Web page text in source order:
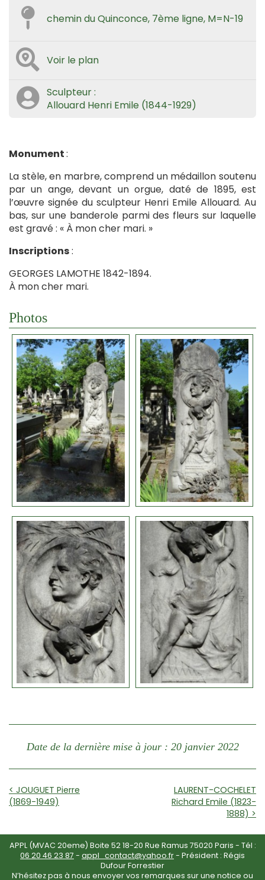
chemin du Quinconce, 7ème ligne, M=N-19
Voir le plan
Sculpteur :
Allouard Henri Emile (1844-1929)
Monument:
La stèle, en marbre, comprend un médaillon soutenu
par un ange, devant un orgue, daté de 1895, est
l’œuvre signée du sculpteur Henri Emile Allouard. Au
bas, sur une banderole parmi des fleurs sur laquelle
est gravé : « À mon cher mari. »
Inscriptions:
GEORGES LAMOTHE 1842-1894.
À mon cher mari.
Photos
Date de la dernière mise à jour : 20 janvier 2022
< JOUGUET Pierre
(1869-1949)
LAURENT-COCHELET
Richard Emile (1823-
1888) >
APPL (MVAC 20eme) Boite 52 18-20 Rue Ramus 75020 Paris - Tél :
06 20 46 23 87 - appl_contact@yahoo.fr- Président : Régis
Dufour Forrestier
N’hésitez pas à nous envoyer vos remarques sur une notice ou